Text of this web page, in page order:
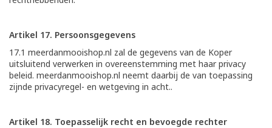
Artikel 17. Persoonsgegevens
17.1 meerdanmooishop.nl zal de gegevens van de Koper
uitsluitend verwerken in overeenstemming met haar privacy
beleid. meerdanmooishop.nl neemt daarbij de van toepassing
zijnde privacyregel- en wetgeving in acht..
Artikel 18. Toepasselijk recht en bevoegde rechter